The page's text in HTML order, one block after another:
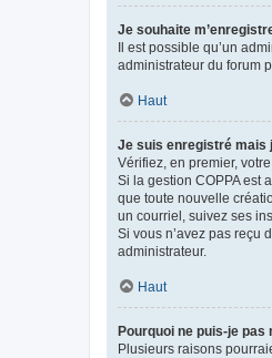
Je souhaite
Il est possible qu’un
administrateur du forum
Haut
Je suis enregistré mais
Vérifiez, en premier,
Si la gestion COPPA est
que toute nouvelle
un courriel, suivez ses
Si vous n’avez pas reçu
administrateur.
Haut
Pourquoi ne puis-je pas
Plusieurs raisons